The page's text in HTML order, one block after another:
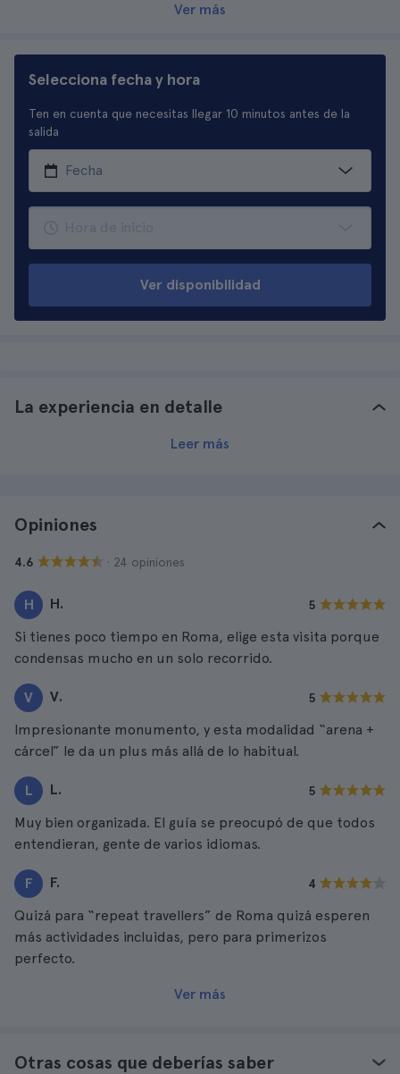
Ver más
Selecciona fecha y hora
Ten en cuenta que necesitas llegar 10 minutos antes de la
salida
Ver disponibilidad
La experiencia en detalle
Leer más
Opiniones
4.6 · 24 opiniones
H H. 5
Si tienes poco tiempo en Roma, elige esta visita porque
condensas mucho en un solo recorrido.
V V. 5
Impresionante monumento, y esta modalidad “arena +
cárcel” le da un plus más allá de lo habitual.
L L. 5
Muy bien organizada. El guía se preocupó de que todos
entendieran, gente de varios idiomas.
F F. 4
Quizá para “repeat travellers” de Roma quizá esperen
más actividades incluidas, pero para primerizos
perfecto.
Ver más
Otras cosas que deberías saber